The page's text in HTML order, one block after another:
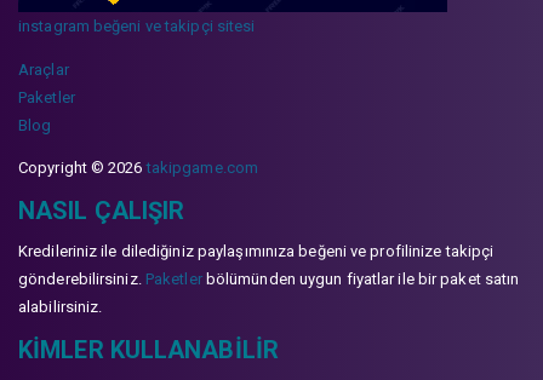
instagram beğeni ve takipçi sitesi
Araçlar
Paketler
Blog
Copyright © 2026takipgame.com
NASIL ÇALIŞIR
Kredileriniz ile dilediğiniz paylaşımınıza beğeni ve profilinize takipçi
gönderebilirsiniz. Paketlerbölümünden uygun fiyatlar ile bir paket satın
alabilirsiniz.
KIMLER KULLANABILIR